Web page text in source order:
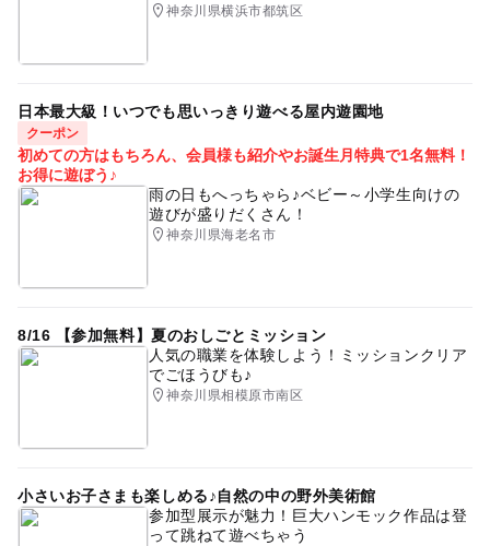
神奈川県横浜市都筑区
日本最大級！いつでも思いっきり遊べる屋内遊園地
クーポン
初めての方はもちろん、会員様も紹介やお誕生月特典で1名無料！
お得に遊ぼう♪
雨の日もへっちゃら♪ベビー～小学生向けの
遊びが盛りだくさん！
神奈川県海老名市
8/16 【参加無料】夏のおしごとミッション
人気の職業を体験しよう！ミッションクリア
でごほうびも♪
神奈川県相模原市南区
小さいお子さまも楽しめる♪自然の中の野外美術館
参加型展示が魅力！巨大ハンモック作品は登
って跳ねて遊べちゃう